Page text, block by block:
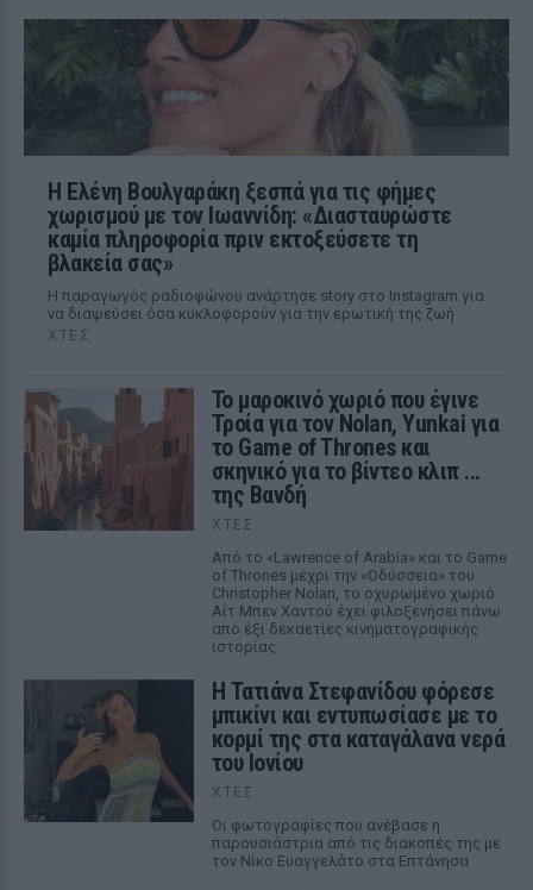
Η Ελένη Βουλγαράκη ξεσπά για τις φήμες
χωρισμού με τον Ιωαννίδη: «Διασταυρώστε
καμία πληροφορία πριν εκτοξεύσετε τη
βλακεία σας»
Η παραγωγός ραδιοφώνου ανάρτησε story στο Instagram για
να διαψεύσει όσα κυκλοφορούν για την ερωτική της ζωή
ΧΤΕΣ
Το μαροκινό χωριό που έγινε
Τροία για τον Nolan, Yunkai για
το Game of Thrones και
σκηνικό για το βίντεο κλιπ ...
της Βανδή
ΧΤΕΣ
Από το «Lawrence of Arabia» και το Game
of Thrones μέχρι την «Οδύσσεια» του
Christopher Nolan, το οχυρωμένο χωριό
Αΐτ Μπεν Χαντού έχει φιλοξενήσει πάνω
από έξι δεκαετίες κινηματογραφικής
ιστορίας
Η Τατιάνα Στεφανίδου φόρεσε
μπικίνι και εντυπωσίασε με το
κορμί της στα καταγάλανα νερά
του Ιονίου
ΧΤΕΣ
Οι φωτογραφίες που ανέβασε η
παρουσιάστρια από τις διακοπές της με
τον Νίκο Ευαγγελάτο στα Επτάνησα